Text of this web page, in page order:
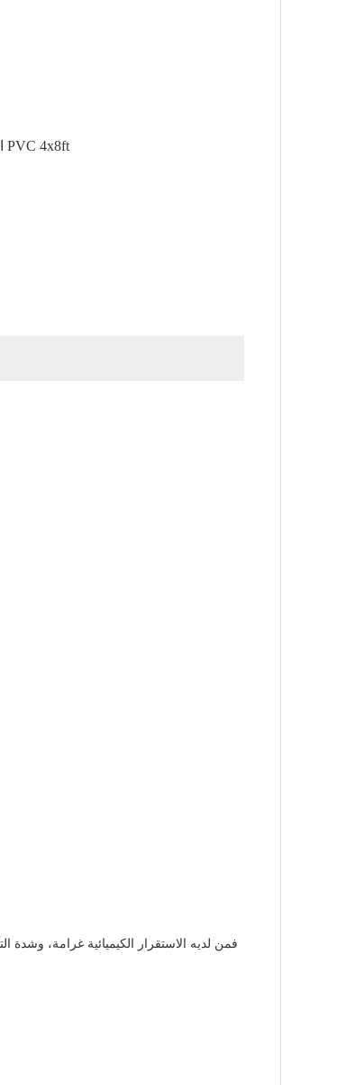
3MM البيضاء ورقة البلاستيكية الرغوية المستخدمة للدعاية وتوقيع ورقة PVC 4x8ft